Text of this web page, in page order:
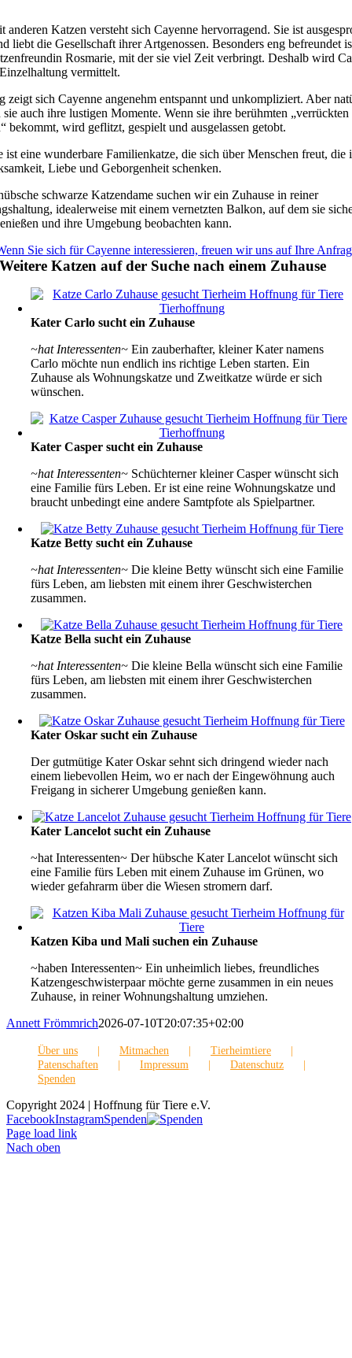
anderen Katzen versteht sich Cayenne hervorragend. Sie ist
liebt die Gesellschaft ihrer Artgenossen. Besonders eng befreundet
Rosmarie, mit der sie viel Zeit verbringt. Deshalb wird
vermittelt.
zeigt sich Cayenne angenehm entspannt und unkompliziert. Aber
sie auch ihre lustigen Momente. Wenn sie ihre berühmten
bekommt, wird geflitzt, gespielt und ausgelassen getobt.
ist eine wunderbare Familienkatze, die sich über Menschen freut, die
Liebe und Geborgenheit schenken.
schwarze Katzendame suchen wir ein Zuhause in reiner
idealerweise mit einem vernetzten Balkon, auf dem sie
und ihre Umgebung beobachten kann.
Sie sich für Cayenne interessieren, freuen wir uns auf Ihre
Weitere Katzen auf der Suche nach einem Zuhause
Kater Carlo sucht ein Zuhause
~hat Interessenten~ Ein zauberhafter, kleiner Kater namens
Carlo möchte nun endlich ins richtige Leben starten. Ein
Zuhause als Wohnungskatze und Zweitkatze würde er sich
wünschen.
Kater Casper sucht ein Zuhause
~hat Interessenten~ Schüchterner kleiner Casper wünscht sich
eine Familie fürs Leben. Er ist eine reine Wohnungskatze und
braucht unbedingt eine andere Samtpfote als Spielpartner.
Katze Betty sucht ein Zuhause
~hat Interessenten~ Die kleine Betty wünscht sich eine Familie
fürs Leben, am liebsten mit einem ihrer Geschwisterchen
zusammen.
Katze Bella sucht ein Zuhause
~hat Interessenten~ Die kleine Bella wünscht sich eine Familie
fürs Leben, am liebsten mit einem ihrer Geschwisterchen
zusammen.
Kater Oskar sucht ein Zuhause
Der gutmütige Kater Oskar sehnt sich dringend wieder nach
einem liebevollen Heim, wo er nach der Eingewöhnung auch
Freigang in sicherer Umgebung genießen kann.
Kater Lancelot sucht ein Zuhause
~hat Interessenten~ Der hübsche Kater Lancelot wünscht sich
eine Familie fürs Leben mit einem Zuhause im Grünen, wo
wieder gefahrarm über die Wiesen stromern darf.
Katzen Kiba und Mali suchen ein Zuhause
~haben Interessenten~ Ein unheimlich liebes, freundliches
Katzengeschwisterpaar möchte gerne zusammen in ein neues
Zuhause, in reiner Wohnungshaltung umziehen.
Annett Frömmrich2026-07-10T20:07:35+02:00
Über uns Mitmachen
Tierheimtiere
Patenschaften
Impressum
Datenschutz
Spenden
Copyright 2024 | Hoffnung für Tiere e.V.
FacebookInstagramSpenden
Page load link
Nach oben